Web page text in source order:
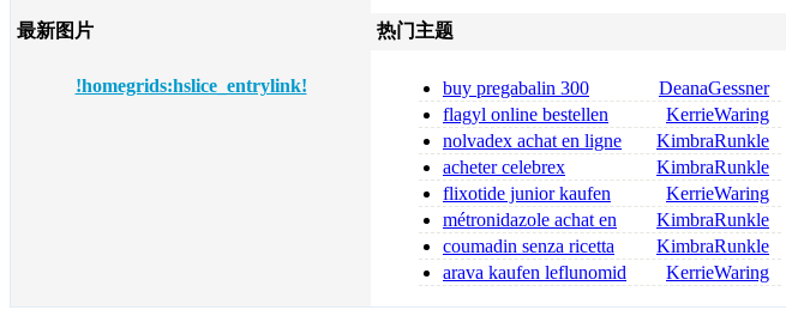
最新图片
!homegrids:hslice_entrylink!
热门主题
DeanaGessner
buy pregabalin 300
online pregabalin 300 mg for sa
KerrieWaring
flagyl online bestellen
flagyl bestellen
KimbraRunkle
nolvadex achat en ligne
nolvadex acheter
KimbraRunkle
acheter celebrex
KerrieWaring
flixotide junior kaufen
flixotide 50 kaufen
KimbraRunkle
métronidazole achat en
ligne 2026
KimbraRunkle
coumadin senza ricetta
KerrieWaring
arava kaufen leflunomid